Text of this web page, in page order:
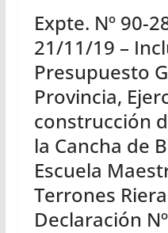
Expte. Nº 90-
21/11/19 –
Presupuesto
Provincia,
construcción
la Cancha de
Escuela
Terrones
Declaración